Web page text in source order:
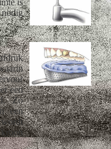
is
een
Zo
een